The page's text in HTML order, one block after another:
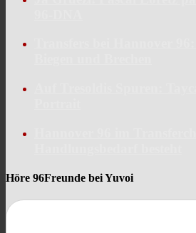
Höre 96Freunde bei Yuvoi